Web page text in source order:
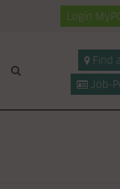
Login
Find
Job-